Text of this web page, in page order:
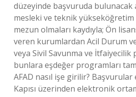
düzeyinde başvuruda bulunacak
mesleki ve teknik
mezun olmaları kaydıyla; Ön
veren kurumlardan Acil Durum
veya Sivil Savunma ve İtfaiyecilik
bunlara eşdeğer programları
AFAD nasıl işe girilir?
Kapısı üzerinden elektronik